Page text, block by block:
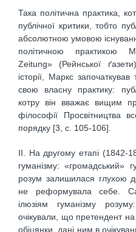
Така політична практика,
публічної критики, тобто
абсолютною умовою
політичною практикою
Zeitung» (Рейнської
історії, Маркс
свою власну практику:
котру він вважає вищим
філософії Просвітництва
порядку [3, c. 105-106].
ІІ. На другому етапі
гуманізму: «громадський»
розум залишилася глухою
не реформувала себе.
ілюзіям гуманізму
очікували, що претендент на
обіцянки, дані ним в